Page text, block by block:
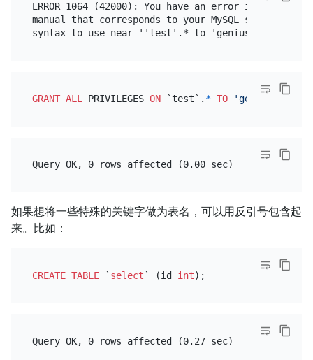
ERROR 1064 (42000): You have an error in your
manual that corresponds to your MySQL server
GRANT ALL PRIVILEGES ON `test`. * TO 'genius' @
如果想将一些特殊的关键字做为表名，可以用反引号包含起
来。比如：
CREATE TABLE ` select` (id int